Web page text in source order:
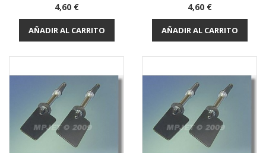
Precio
4,60 €
AÑADIR AL CARRITO
Precio
4,60 €
AÑADIR AL CARRITO